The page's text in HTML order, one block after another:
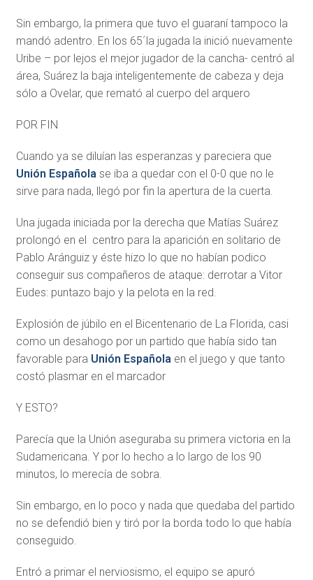
Sin embargo, la primera que tuvo el guaraní tampoco la
mandó adentro. En los 65´la jugada la inició nuevamente
Uribe – por lejos el mejor jugador de la cancha- centró al
área, Suárez la baja inteligentemente de cabeza y deja
sólo a Ovelar, que remató al cuerpo del arquero
POR FIN
Cuando ya se diluían las esperanzas y pareciera que
Unión Españolase iba a quedar con el 0-0 que no le
sirve para nada, llegó por fin la apertura de la cuerta.
Una jugada iniciada por la derecha que Matías Suárez
prolongó en el centro para la aparición en solitario de
Pablo Aránguiz y éste hizo lo que no habían podico
conseguir sus compañeros de ataque: derrotar a Vitor
Eudes: puntazo bajo y la pelota en la red.
Explosión de júbilo en el Bicentenario de La Florida, casi
como un desahogo por un partido que había sido tan
favorable para Unión Españolaen el juego y que tanto
costó plasmar en el marcador
Y ESTO?
Parecía que la Unión aseguraba su primera victoria en la
Sudamericana. Y por lo hecho a lo largo de los 90
minutos, lo merecía de sobra.
Sin embargo, en lo poco y nada que quedaba del partido
no se defendió bien y tiró por la borda todo lo que había
conseguido.
Entró a primar el nerviosismo, el equipo se apuró